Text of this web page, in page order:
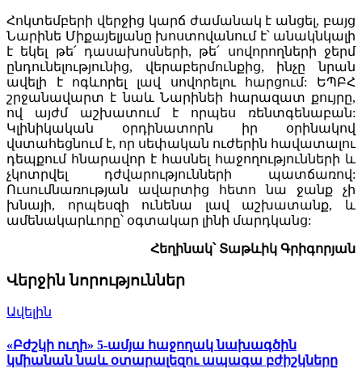
Հոկտեմբերի վերջից կարճ ժամանակ է անցել, բայց
Նարինե Միքայելյանը խոստովանում է՝ անակնկալի
է եկել թե՛ դասախոսների, թե՛ սովորողների ջերմ
ընդունելությունից, վերաբերմունքից, ինչը նրան
ավելի է ոգևորել լավ սովորելու հարցում: ԵՊԲՀ
շրջանավարտ է նաև Նարինեի հարազատ քույրը,
ով այժմ աշխատում է որպես ռենտգենաբան:
Կլինիկական օրդինատորն իր օրինակով
վստահեցնում է, որ սեփական ուժերին հավատալու
դեպքում հնարավոր է հասնել հաջողությունների և
չկոտրվել դժվարությունների պատճառով:
Ուսումնառության ավարտից հետո նա ջանք չի
խնայի, որպեսզի ունենա լավ աշխատանք, և
ամենակարևորը՝ օգտակար լինի մարդկանց:
Հեղինակ՝ Տաթևիկ Գրիգորյան
Վերջին նորություններ
Ավելին
«Բժշկի ուղի» 5-ամյա հաջողակ նախագծին
կմիանան նաև օտարալեզու ապագա բժիշկները